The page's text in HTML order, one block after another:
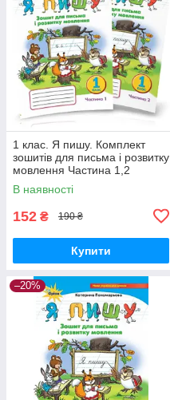
1 клас. Я пишу. Комплект
зошитів для письма і розвитку
мовлення Частина 1,2
(Пономарьова К.І.) Оріон
В наявності
152 ₴ 190 ₴
Купити
–20%